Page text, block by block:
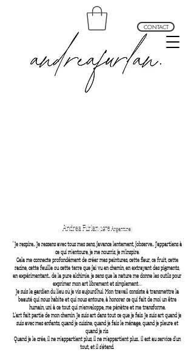
CONTACT
andrea furlan arte profundo
Andrea Furlan(1976 Argentine)
"Je respire... Je ressens avec tous mes sens, j'avance lentement, j'observe... J'appartiens à
ce qui m'entoure, je me nourris, je m'inspire.
Cela me connecte profondément de créer mes peintures, cette fleur, ce fruit, cette
racine, cette feuille ou cette terre que j'ai vu en chemin, en extrayant des pigments,
en expérimentant... de la pure alchimie. je sens que la nature me donne les outils pour
exprimer mon art librement et simplement…
Je suis le gardien du lieu où je vis aujourd'hui. Mon travail consiste à transmettre la
beauté qui nous habite et qui nous entoure, à honorer ce qui fait de moi un être
humain, uni à ce tout qui m'enveloppe, me pénètre et me transforme.
L'art fait partie de mon chemin. Je suis art dans tout ce que je fais. Je suis art quand je
suis avec mes enfants, quand je cuisine, quand je fais le ménage, quand je pleure et
quand je ris.
Quand je le crée, il ne m'appartient plus, il ne m'appartient plus... il est au service d'un
tout, et il s'étend.